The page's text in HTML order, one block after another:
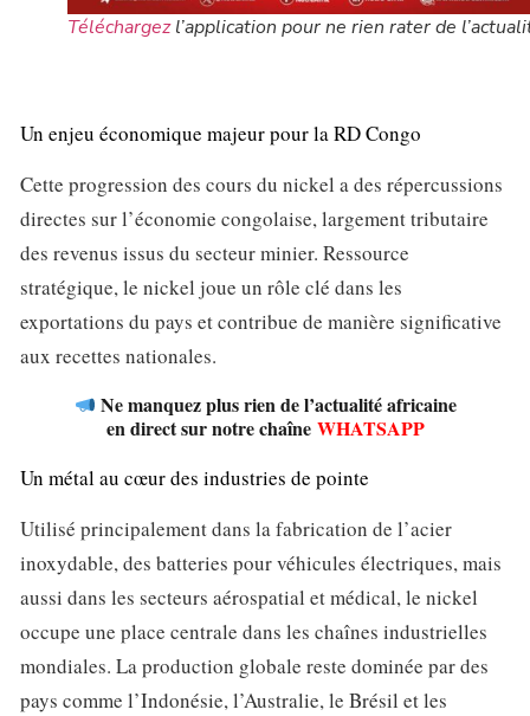
Téléchargezl’application pour ne rien rater de
Un enjeu économique majeur pour la RD Congo
Cette progression des cours du nickel a des répercussions
directes sur l’économie congolaise, largement tributaire
des revenus issus du secteur minier. Ressource
stratégique, le nickel joue un rôle clé dans les
exportations du pays et contribue de manière significative
aux recettes nationales.
Ne manquez plus rien de l’actualité africaine
en direct sur notre chaîne WHATSAPP
Un métal au cœur des industries de pointe
Utilisé principalement dans la fabrication de l’acier
inoxydable, des batteries pour véhicules électriques, mais
aussi dans les secteurs aérospatial et médical, le nickel
occupe une place centrale dans les chaînes industrielles
mondiales. La production globale reste dominée par des
pays comme l’Indonésie, l’Australie, le Brésil et les